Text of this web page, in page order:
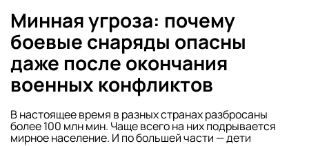
Минная угроза: почему
боевые снаряды опасны
даже после окончания
военных конфликтов
В настоящее время в разных странах разбросаны
более 100 млн мин. Чаще всего на них подрывается
мирное население. И по большей части — дети